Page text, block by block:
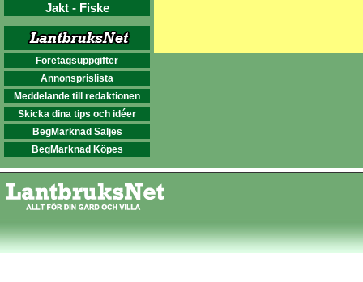
Jakt - Fiske
Företagsuppgifter
Annonsprislista
Meddelande till redaktionen
Skicka dina tips och idéer
BegMarknad Säljes
BegMarknad Köpes